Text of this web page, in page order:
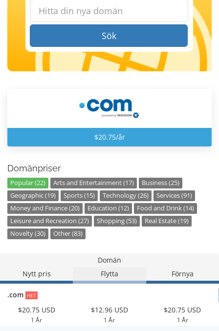
Sök
$20.75/år
Domänpriser
Popular (22) Arts and Entertainment (17)
Business (25)
Geographic (19)
Sports (15) Technology (26)
Services (91)
Money and Finance (20)
Education (12)
Food and Drink (14)
Leisure and Recreation (27)
Shopping (53)
Real Estate (19)
Novelty (30)
Other (83)
Domän
Nytt pris
Flytta Förnya
.com HET
$20.75 USD
1 År
$12.96 USD
1 År
$20.75 USD
1 År